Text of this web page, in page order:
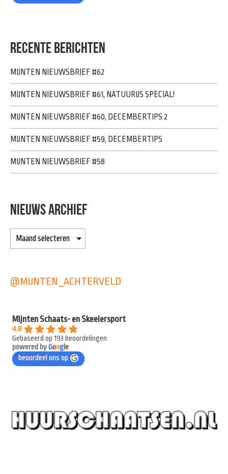
RECENTE BERICHTEN
MIJNTEN NIEUWSBRIEF #62
MIJNTEN NIEUWSBRIEF #61, NATUURIJS SPECIAL!
MIJNTEN NIEUWSBRIEF #60, DECEMBERTIPS 2
MIJNTEN NIEUWSBRIEF #59, DECEMBERTIPS
MIJNTEN NIEUWSBRIEF #58
NIEUWS ARCHIEF
@MIJNTEN_ACHTERVELD
Mijnten Schaats- en Skeelersport
4.8
Gebaseerd op 193 beoordelingen
powered byGooge
beoordeel ons op